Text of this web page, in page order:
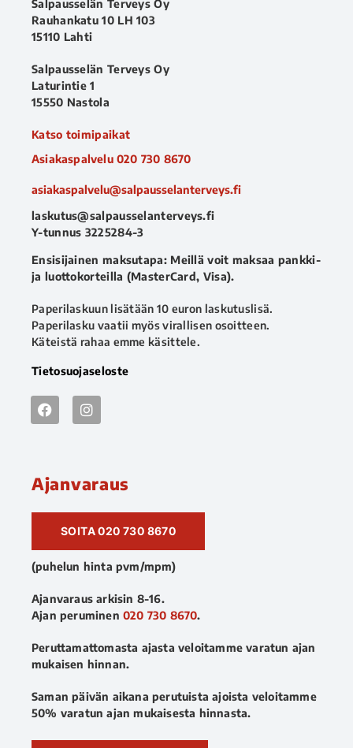
Salpausselän Terveys Oy
Rauhankatu 10 LH 103
15110 Lahti
Salpausselän Terveys Oy
Laturintie 1
15550 Nastola
Katso toimipaikat
Asiakaspalvelu 020 730 8670
asiakaspalvelu@salpausselanterveys.fi
laskutus@salpausselanterveys.fi
Y-tunnus 3225284-3
Ensisijainen maksutapa: Meillä voit maksaa pankki-
ja luottokorteilla (MasterCard, Visa).
Paperilaskuun lisätään 10 euron laskutuslisä.
Paperilasku vaatii myös virallisen osoitteen.
Käteistä rahaa emme käsittele.
Tietosuojaseloste
Ajanvaraus
SOITA 020 730 8670
(puhelun hinta pvm/mpm)
Ajanvaraus arkisin 8-16.
Ajan peruminen 020 730 8670.
Peruttamattomasta ajasta veloitamme varatun ajan
mukaisen hinnan.
Saman päivän aikana perutuista ajoista veloitamme
50% varatun ajan mukaisesta hinnasta.